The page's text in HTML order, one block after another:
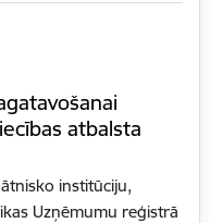
atbalsta
institūciju,
Uzņēmumu reģistrā